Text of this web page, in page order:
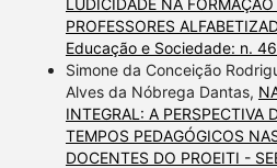
LUDICIDADE NA FORMAÇÃO
PROFESSORES
Educação e Sociedade: n.
Simone da Conceição
Alves da Nóbrega Dantas,
INTEGRAL: A PERSPECTIVA
TEMPOS PEDAGÓGICOS
DOCENTES DO PROEITI -